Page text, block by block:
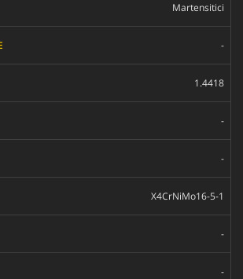
Martensitici
-
1.4418
-
-
X4CrNiMo16-5-1
-
-